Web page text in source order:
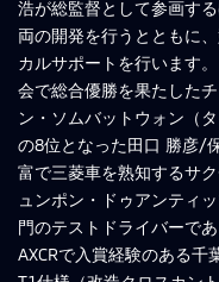
浩が総監督として参画す
両の開発を行うとともに
カルサポートを行います
会で総合優勝を果たした
ン・ソムバットウォン（
の8位となった田口 勝彦/
富で三菱車を熟知するサ
ュンポン・ドゥアンティ
門のテストドライバーで
AXCRで入賞経験のある